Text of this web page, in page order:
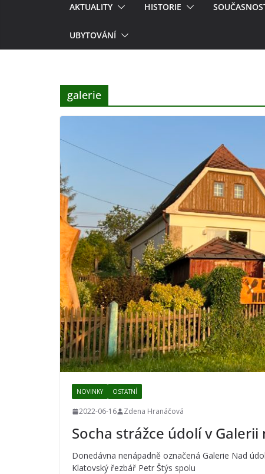
AKTUALITY HISTORIE
UBYTOVÁNÍ
galerie
NOVINKY OSTATNÍ
2022-06-16 Zdena Hranáčová
Socha strážce údolí v
Donedávna nenápadně označená Galerie Nad
Klatovský řezbář Petr Štýs spolu